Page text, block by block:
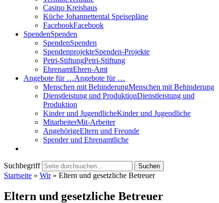
Casino Kreishaus
Küche Johannettental Speisepläne
FacebookFacebook
SpendenSpenden
SpendenSpenden
SpendenprojekteSpenden-Projekte
Petri-StiftungPetri-Stiftung
EhrenamtEhren-Amt
Angebote für …Angebote für …
Menschen mit BehinderungMenschen mit Behinderung
Dienstleistung und ProduktionDienstleistung und
Produktion
Kinder und JugendlicheKinder und Jugendliche
MitarbeiterMit-Arbeiter
AngehörigeEltern und Freunde
Spender und Ehrenamtliche
Suchbegriff Suchen
Startseite » Wir» Eltern und gesetzliche Betreuer
Eltern und gesetzliche Betreuer